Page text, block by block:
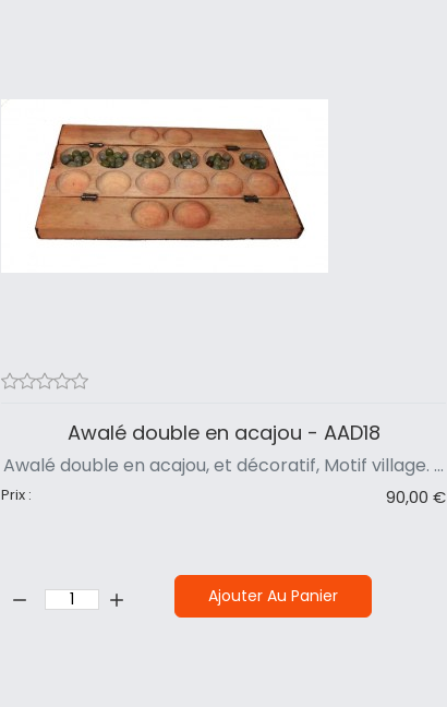
Awalé double en acajou - AAD18
Awalé double en acajou, et décoratif, Motif village. ...
Prix : 90,00 €
Quantité: Ajouter Au Panier